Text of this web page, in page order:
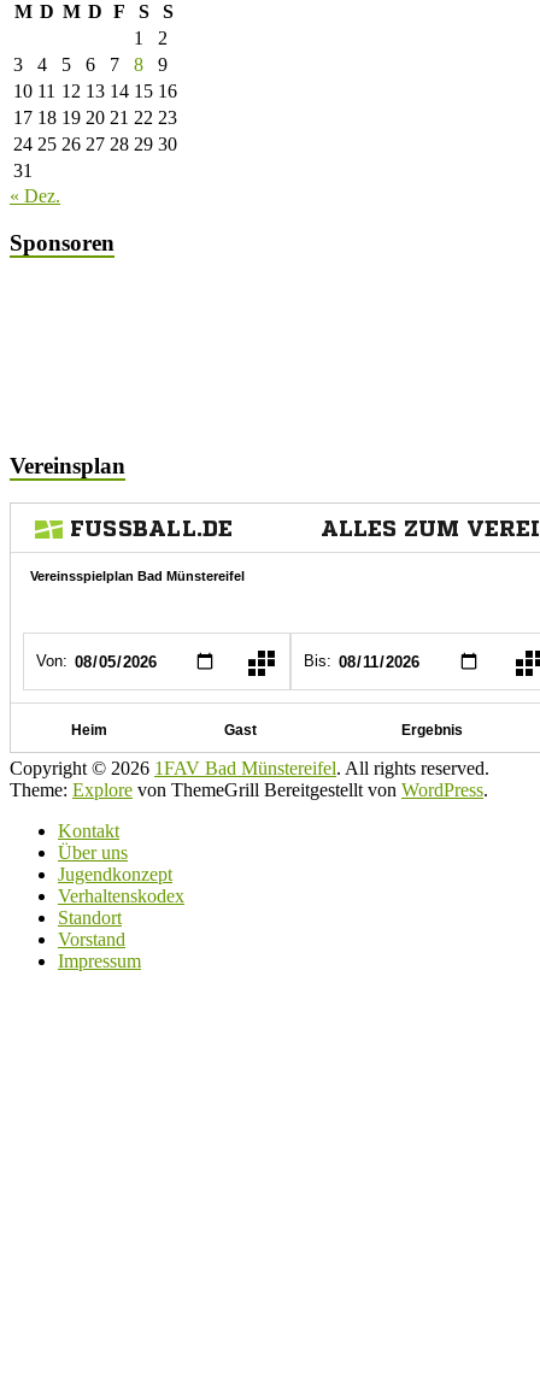
M D M D F S
S
1
2
3
4 5 6 7 8
9
10 11 12 13 14 15 16
17 18 19 20 21 22 23
24 25 26 27 28 29 30
31
« Dez.
Sponsoren
Vereinsplan
Copyright © 2026 1FAV Bad Münstereifel. All rights reserved.
Theme: Explore von ThemeGrill Bereitgestellt von WordPress.
Kontakt
Über uns
Jugendkonzept
Verhaltenskodex
Standort
Vorstand
Impressum